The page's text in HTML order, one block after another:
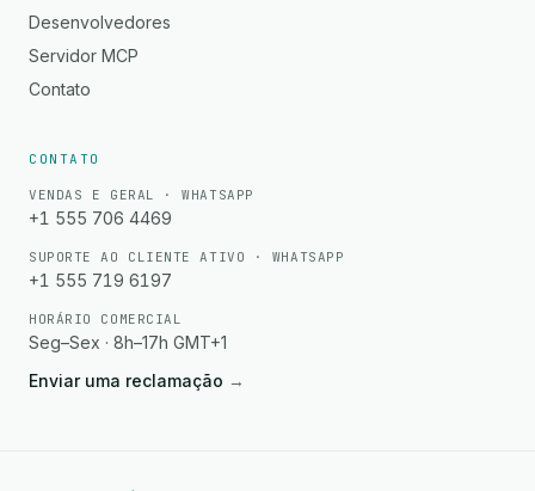
Desenvolvedores
Servidor MCP
Contato
CONTATO
VENDAS E GERAL · WHATSAPP
+1 555 706 4469
SUPORTE AO CLIENTE ATIVO · WHATSAPP
+1 555 719 6197
HORÁRIO COMERCIAL
Seg–Sex · 8h–17h GMT+1
Enviar uma reclamação →